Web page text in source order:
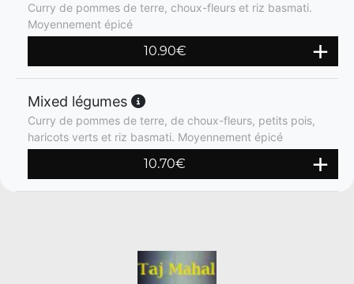
Curry de pommes de terre, choux-fleurs et riz basmati.
Moyennement épicé
10.90€
Mixed légumes
Curry de pommes de terre, de choux-fleurs, petits pois,
haricots verts et riz basmati. Moyennement épicé
10.70€